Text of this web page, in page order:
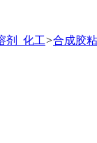
剂_化工>合成胶